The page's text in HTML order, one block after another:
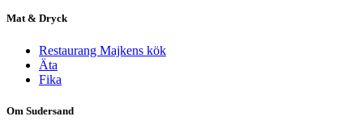
Mat & Dryck
Restaurang Majkens kök
Äta
Fika
Om Sudersand